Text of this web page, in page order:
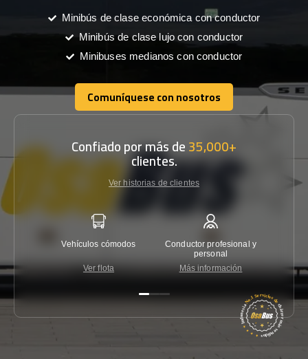
Minibús de clase económica con conductor
Minibús de clase lujo con conductor
Minibuses medianos con conductor
Comuníquese con nosotros
Comuníquese con nosotros
Confiado por más de35,000+
clientes.
Ver historias de clientes
Vehículos cómodos
Ver flota
Conductor profesional y
personal
Más información